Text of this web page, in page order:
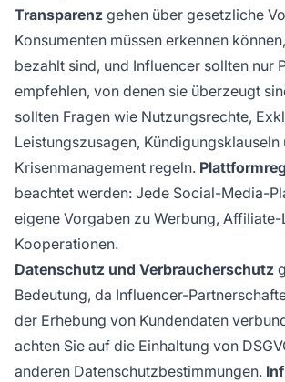
Transparenz gehen über gesetzliche
Konsumenten müssen erkennen
bezahlt sind, und Influencer sollten nur
empfehlen, von denen sie überzeugt
sollten Fragen wie Nutzungsrechte,
Leistungszusagen, Kündigungsklauseln
Krisenmanagement regeln.
beachtet werden: Jede Social-Media-
eigene Vorgaben zu Werbung, Affiliate-
Kooperationen.
Datenschutz und Verbraucherschutz
Bedeutung, da Influencer-
der Erhebung von Kundendaten
achten Sie auf die Einhaltung von
anderen Datenschutzbestimmungen.